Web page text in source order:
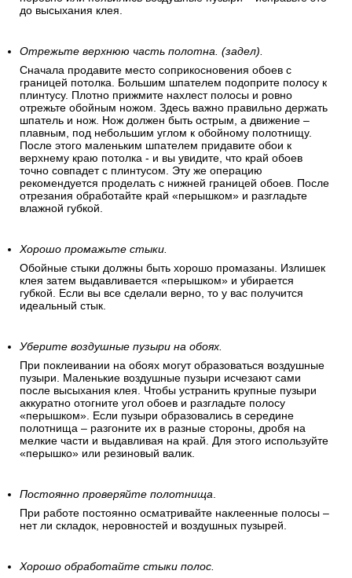
до высыхания клея.
Отрежьте верхнюю часть полотна. (задел).
Сначала продавите место соприкосновения обоев с
границей потолка. Большим шпателем подоприте полосу к
плинтусу. Плотно прижмите нахлест полосы и ровно
отрежьте обойным ножом. Здесь важно правильно держать
шпатель и нож. Нож должен быть острым, а движение –
плавным, под небольшим углом к обойному полотнищу.
После этого маленьким шпателем придавите обои к
верхнему краю потолка - и вы увидите, что край обоев
точно совпадет с плинтусом. Эту же операцию
рекомендуется проделать с нижней границей обоев. После
отрезания обработайте край «перышком» и разгладьте
влажной губкой.
Хорошо промажьте стыки.
Обойные стыки должны быть хорошо промазаны. Излишек
клея затем выдавливается «перышком» и убирается
губкой. Если вы все сделали верно, то у вас получится
идеальный стык.
Уберите воздушные пузыри на обоях.
При поклеивании на обоях могут образоваться воздушные
пузыри. Маленькие воздушные пузыри исчезают сами
после высыхания клея. Чтобы устранить крупные пузыри
аккуратно отогните угол обоев и разгладьте полосу
«перышком». Если пузыри образовались в середине
полотнища – разгоните их в разные стороны, дробя на
мелкие части и выдавливая на край. Для этого используйте
«перышко» или резиновый валик.
Постоянно проверяйте полотнища.
При работе постоянно осматривайте наклеенные полосы –
нет ли складок, неровностей и воздушных пузырей.
Хорошо обработайте стыки полос.